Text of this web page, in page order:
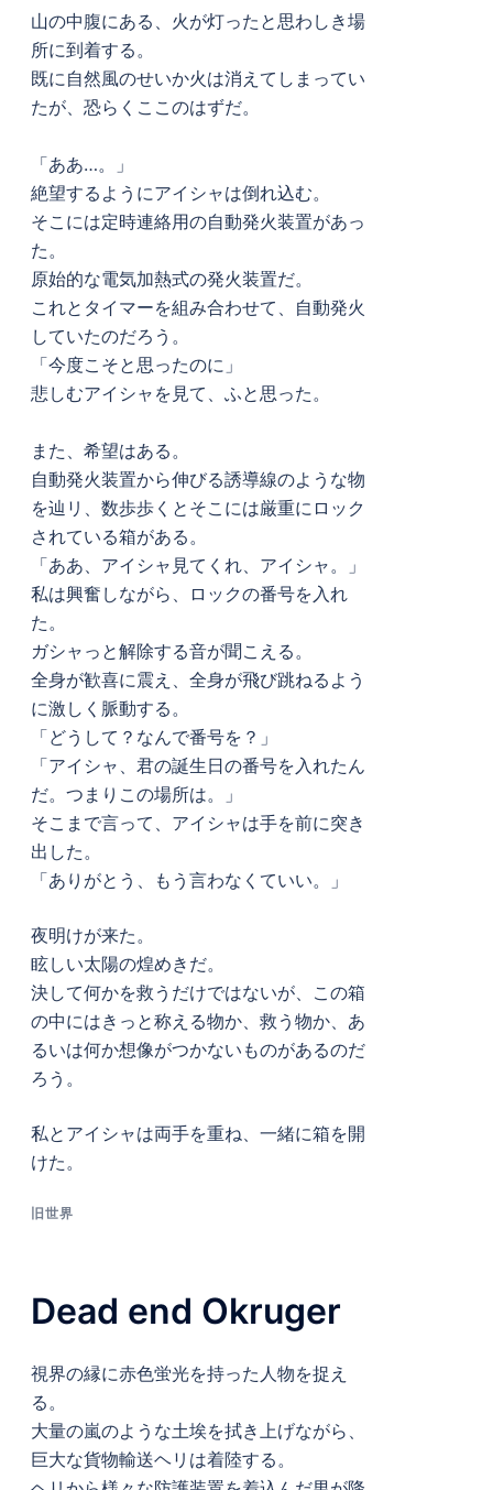
山の中腹にある、火が灯ったと思わしき場
所に到着する。
既に自然風のせいか火は消えてしまってい
たが、恐らくここのはずだ。
「ああ…。」
絶望するようにアイシャは倒れ込む。
そこには定時連絡用の自動発火装置があっ
た。
原始的な電気加熱式の発火装置だ。
これとタイマーを組み合わせて、自動発火
していたのだろう。
「今度こそと思ったのに」
悲しむアイシャを見て、ふと思った。
また、希望はある。
自動発火装置から伸びる誘導線のような物
を辿リ、数歩歩くとそこには厳重にロック
されている箱がある。
「ああ、アイシャ見てくれ、アイシャ。」
私は興奮しながら、ロックの番号を入れ
た。
ガシャっと解除する音が聞こえる。
全身が歓喜に震え、全身が飛び跳ねるよう
に激しく脈動する。
「どうして？なんで番号を？」
「アイシャ、君の誕生日の番号を入れたん
だ。つまりこの場所は。」
そこまで言って、アイシャは手を前に突き
出した。
「ありがとう、もう言わなくていい。」
夜明けが来た。
眩しい太陽の煌めきだ。
決して何かを救うだけではないが、この箱
の中にはきっと称える物か、救う物か、あ
るいは何か想像がつかないものがあるのだ
ろう。
私とアイシャは両手を重ね、一緒に箱を開
けた。
旧世界
Dead end Okruger
視界の縁に赤色蛍光を持った人物を捉え
る。
大量の嵐のような土埃を拭き上げながら、
巨大な貨物輸送ヘリは着陸する。